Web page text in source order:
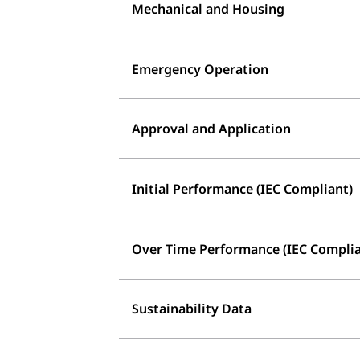
Mechanical and Housing
Emergency Operation
Approval and Application
Initial Performance (IEC Compliant)
Over Time Performance (IEC
Sustainability Data